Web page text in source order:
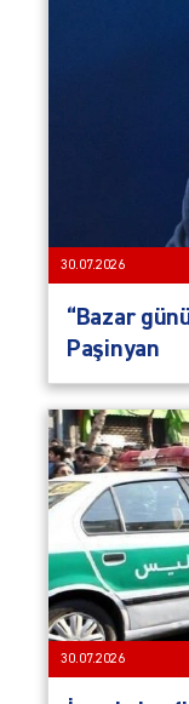
30.07.2026
“Bazar
Paşinyan
30.07.2026